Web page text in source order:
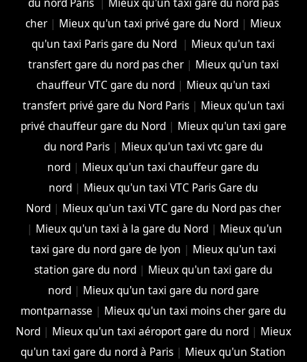
du nord Paris | Mieux qu'un taxi gare du nord pas
cher | Mieux qu'un taxi privé gare du Nord | Mieux
qu'un taxi Paris gare du Nord | Mieux qu'un taxi
transfert gare du nord pas cher| Mieux qu'un taxi
chauffeur VTC gare du nord | Mieux qu'un taxi
transfert privé gare du Nord Paris| Mieux qu'un taxi
privé chauffeur gare du Nord| Mieux qu'un taxi gare
du nord Paris| Mieux qu'un taxi vtc gare du
nord | Mieux qu'un taxi chauffeur gare du
nord| Mieux qu'un taxi VTC Paris Gare du
Nord| Mieux qu'un taxi VTC gare du Nord pas cher
| Mieux qu'un taxi à la gare du Nord | Mieux qu'un
taxi gare du nord gare de lyon | Mieux qu'un taxi
station gare du nord| Mieux qu'un taxi gare du
nord| Mieux qu'un taxi gare du nord gare
montparnasse | Mieux qu'un taxi moins cher gare du
Nord| Mieux qu'un taxi aéroport gare du nord| Mieux
qu'un taxi gare du nord à Paris | Mieux qu'un Station